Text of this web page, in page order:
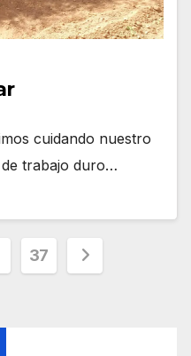
cuidando nuestro
trabajo duro…
37